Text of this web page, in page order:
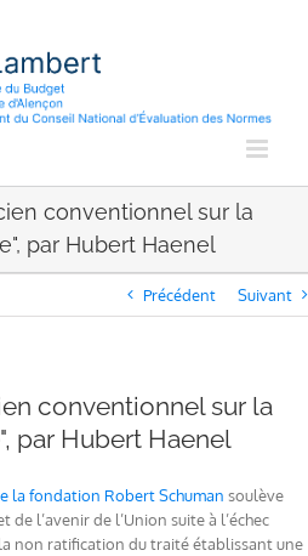
conventionnel sur la
par Hubert Haenel
Précédent Suivant
conventionnel sur la
par Hubert Haenel
la fondation Robert Schuman soulève
de l’avenir de l’Union suite à l’échec
non ratification du traité établissant une